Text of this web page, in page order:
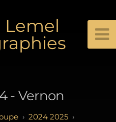
Lemel
- Vernon
2024 2025